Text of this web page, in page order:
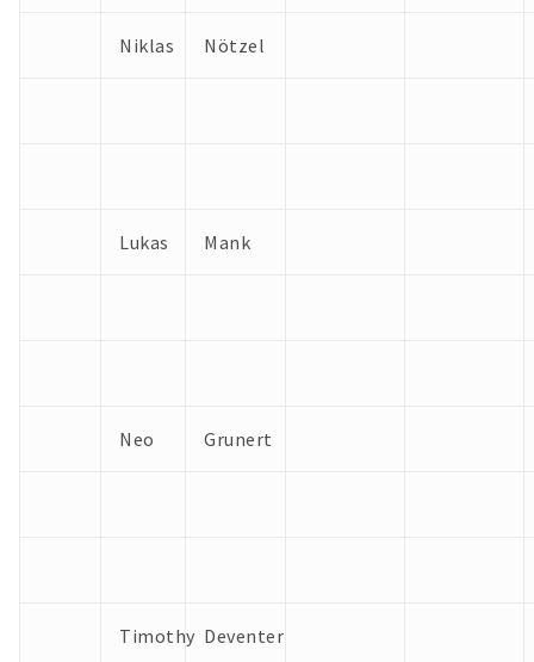
Niklas Nötzel
Lukas Mank
Neo Grunert
Timothy Deventer